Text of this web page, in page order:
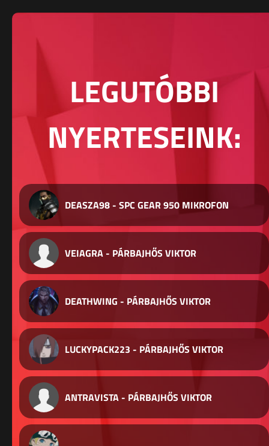
LEGUTÓBBI
NYERTESEINK:
DEASZA98 - SPC GEAR 950 MIKROFON
VEIAGRA - PÁRBAJHŐS VIKTOR
DEATHWING - PÁRBAJHŐS VIKTOR
LUCKYPACK223 - PÁRBAJHŐS VIKTOR
ANTRAVISTA - PÁRBAJHŐS VIKTOR